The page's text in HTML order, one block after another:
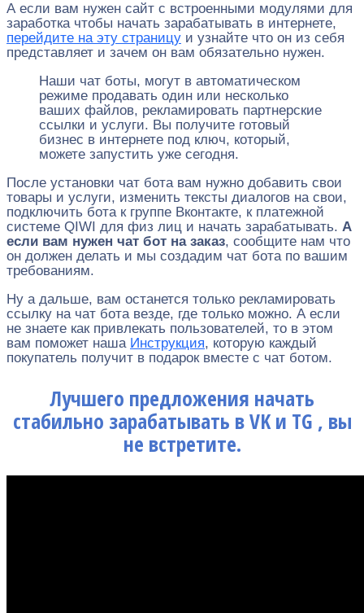
А если вам нужен сайт с встроенными модулями для
заработка чтобы начать зарабатывать в интернете,
перейдите на эту страницу и узнайте что он из себя
представляет и зачем он вам обязательно нужен.
Наши чат боты, могут в автоматическом
режиме продавать один или несколько
ваших файлов, рекламировать партнерские
ссылки и услуги. Вы получите готовый
бизнес в интернете под ключ, который,
можете запустить уже сегодня.
После установки чат бота вам нужно добавить свои
товары и услуги, изменить тексты диалогов на свои,
подключить бота к группе Вконтакте, к платежной
системе QIWI для физ лиц и начать зарабатывать. А
если вам нужен чат бот на заказ, сообщите нам что
он должен делать и мы создадим чат бота по вашим
требованиям.
Ну а дальше, вам останется только рекламировать
ссылку на чат бота везде, где только можно. А если
не знаете как привлекать пользователей, то в этом
вам поможет наша Инструкция, которую каждый
покупатель получит в подарок вместе с чат ботом.
Лучшего предложения начать
стабильно зарабатывать в VK и TG , вы
не встретите.